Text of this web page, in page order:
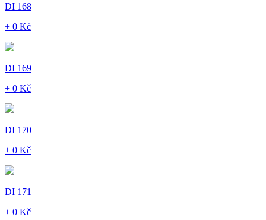
DI 168
+ 0 Kč
DI 169
+ 0 Kč
DI 170
+ 0 Kč
DI 171
+ 0 Kč